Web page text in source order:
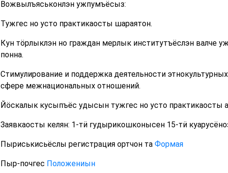
Вожвылъяськонлэн ужпумъёсыз:
Тужгес но усто практикаосты шараятон.
Кун тӧрлыклэн но граждан мерлык институтъёслэн валче
понна.
Стимулирование и поддержка деятельности
сфере межнациональных отношений.
Йӧскалык кусыпъёс удысын тужгес но усто практикаосты
Заявкаосты келян: 1-тӥ гудырикошконысен 15-тӥ
Пыриськисьёслы регистрация ортчон та Формая
Пыр-почгес Положениын